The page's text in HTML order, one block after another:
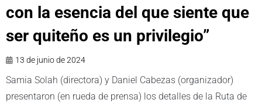
con la esencia del que siente que
ser quiteño es un privilegio”
13 de junio de 2024
Samia Solah (directora) y Daniel Cabezas (organizador)
presentaron (en rueda de prensa) los detalles de la Ruta de